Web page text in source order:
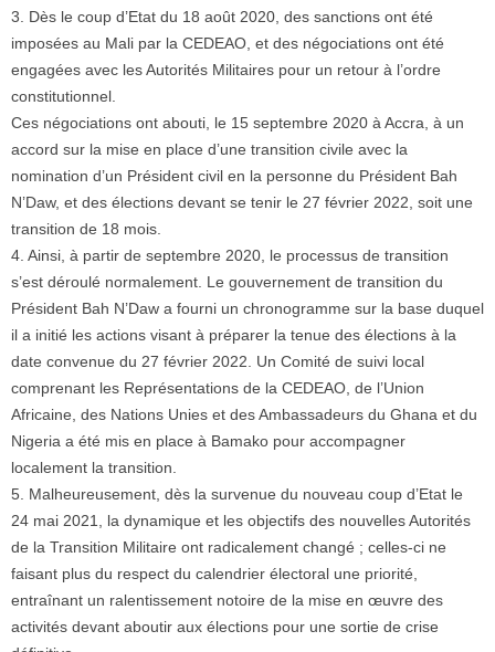
3. Dès le coup d’Etat du 18 août 2020, des sanctions ont été
imposées au Mali par la CEDEAO, et des négociations ont été
engagées avec les Autorités Militaires pour un retour à l’ordre
constitutionnel.
Ces négociations ont abouti, le 15 septembre 2020 à Accra, à un
accord sur la mise en place d’une transition civile avec la
nomination d’un Président civil en la personne du Président Bah
N’Daw, et des élections devant se tenir le 27 février 2022, soit une
transition de 18 mois.
4. Ainsi, à partir de septembre 2020, le processus de transition
s’est déroulé normalement. Le gouvernement de transition du
Président Bah N’Daw a fourni un chronogramme sur la base duquel
il a initié les actions visant à préparer la tenue des élections à la
date convenue du 27 février 2022. Un Comité de suivi local
comprenant les Représentations de la CEDEAO, de l’Union
Africaine, des Nations Unies et des Ambassadeurs du Ghana et du
Nigeria a été mis en place à Bamako pour accompagner
localement la transition.
5. Malheureusement, dès la survenue du nouveau coup d’Etat le
24 mai 2021, la dynamique et les objectifs des nouvelles Autorités
de la Transition Militaire ont radicalement changé ; celles-ci ne
faisant plus du respect du calendrier électoral une priorité,
entraînant un ralentissement notoire de la mise en œuvre des
activités devant aboutir aux élections pour une sortie de crise